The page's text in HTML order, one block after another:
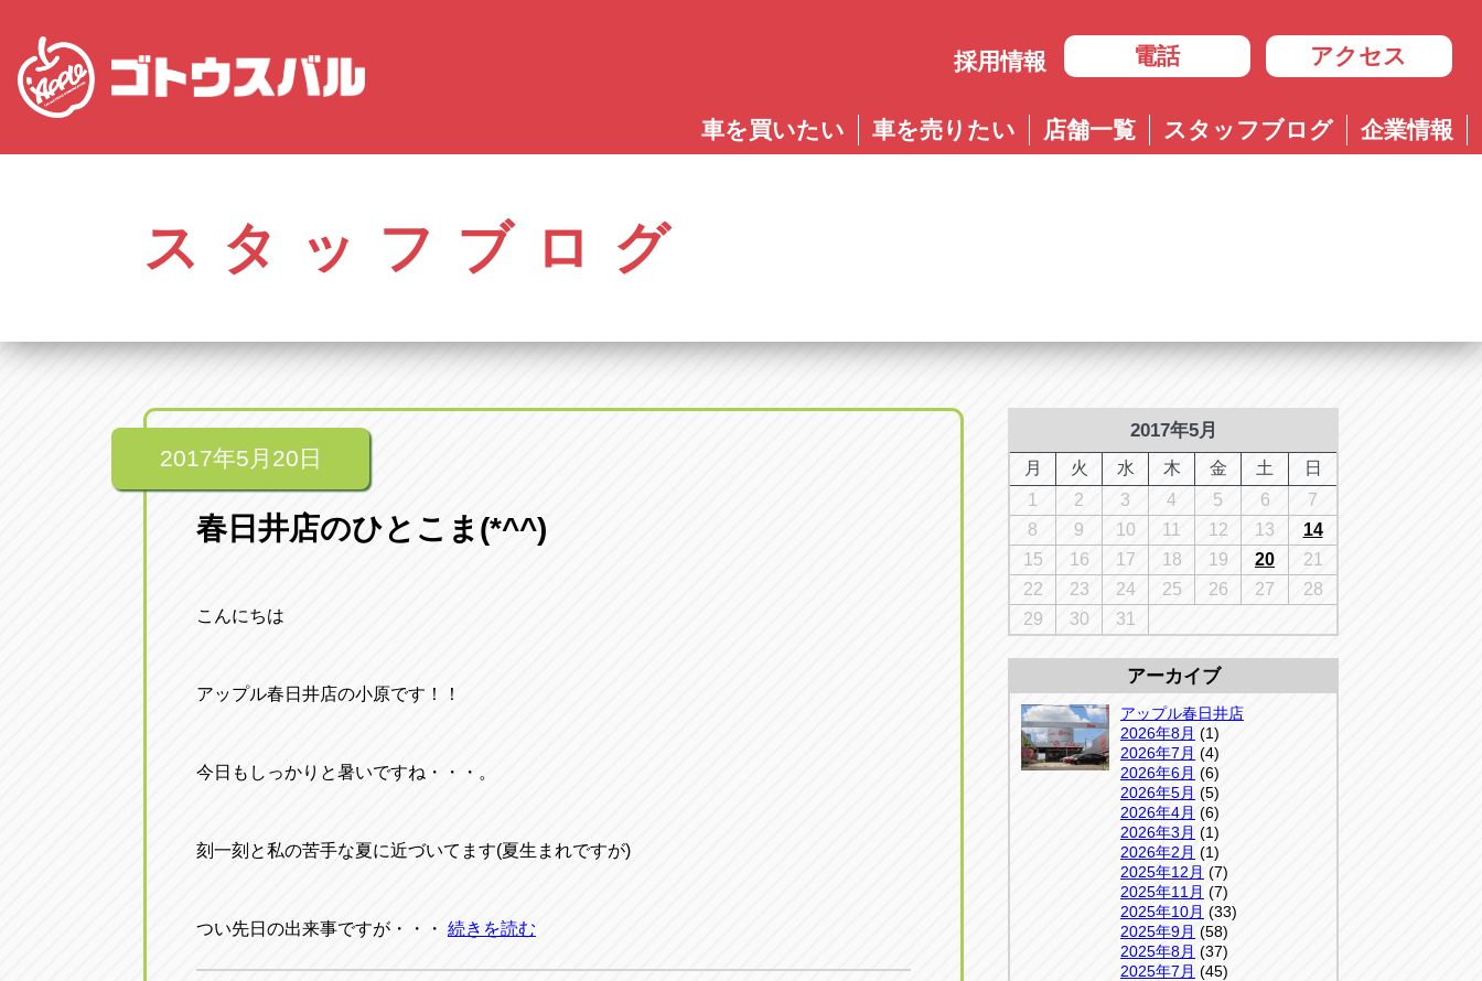
採用情報 電話
愛知
アップル春日井中央店
0568-56-0001
アップル瀬戸店
岐阜
058-379-0525
アップル大垣IC南店
0584-87-0200
千葉
アップルかしわ沼南店
04-7190-1500
アクセス
アップル春日井中央店
愛知県春日井市柏井町4-43-1
アップル一宮22号店
アップル春日井店
アップル碧南店
愛知県碧南市立山町4-32-1
アップル小牧店
アップル尾張旭店
愛知県尾張旭市印場元町5-2-8
オートフレンド
岐阜
アップル恵那店
アップル各務原店
岐阜県各務原市各務おがせ町9-206-1
トラック市四日市店
アップル世田谷店
千葉
車を買いたい 車を売りたい 店舗一覧 スタッフブログ 企業情報
スタッフブログ
2017年5月20日
春日井店のひとこま(*^^)
こんにちは
アップル春日井店の小原です！！
今日もしっかりと暑いですね・・・。
刻一刻と私の苦手な夏に近づいてます(夏生まれですが)
つい先日の出来事ですが・・・ 続きを読む
2017年5月
月 火 水 木 金 土
日
1
2 3 4 5 6
7
8
9 10 11 12 13
14
15
16 17 18 19 20
21
22
23 24 25 26 27
28
29
30 31
アーカイブ
アップル春日井店
2026年8月 (1)
2026年7月 (4)
2026年6月 (6)
2026年5月 (5)
2026年4月 (6)
2026年3月 (1)
2026年2月 (1)
2025年12月 (7)
2025年11月 (7)
2025年10月 (33)
2025年9月 (58)
2025年8月 (37)
2025年7月 (45)